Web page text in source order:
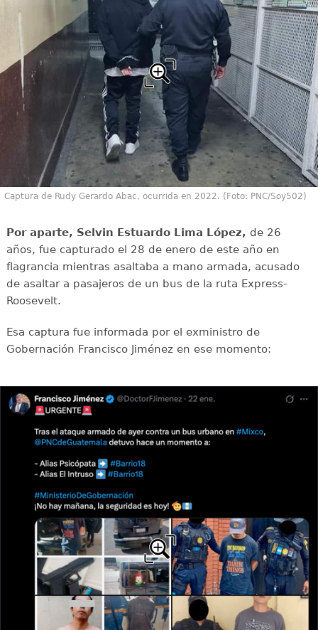
Captura de Rudy Gerardo Abac, ocurrida en 2022. (Foto: PNC/Soy502)
Por aparte, Selvin Estuardo Lima López, de 26
años, fue capturado el 28 de enero de este año en
flagrancia mientras asaltaba a mano armada, acusado
de asaltar a pasajeros de un bus de la ruta Express-
Roosevelt.
Esa captura fue informada por el exministro de
Gobernación Francisco Jiménez en ese momento: